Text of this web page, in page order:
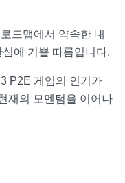
드맵에서 약속한 내
에 기쁠 따름입니다.
P2E 게임의 인기가
재의 모멘텀을 이어나